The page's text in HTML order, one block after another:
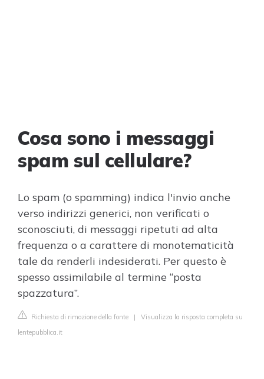
Cosa sono i messaggi
spam sul cellulare?
Lo spam (o spamming) indica l'invio anche
verso indirizzi generici, non verificati o
sconosciuti, di messaggi ripetuti ad alta
frequenza o a carattere di monotematicità
tale da renderli indesiderati. Per questo è
spesso assimilabile al termine “posta
spazzatura”.
Richiesta di rimozione della fonte | Visualizza la risposta completa su
lentepubblica.it